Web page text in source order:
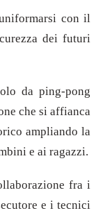
con il
dei futuri
da ping-pong
che si affianca
ampliando la
e ai ragazzi.
fra i
e i tecnici